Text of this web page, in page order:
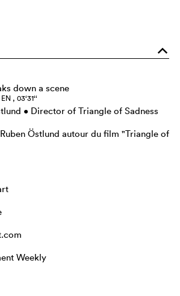
o
down a scene
, 03‘31‘‘
• Director of Triangle of Sadness
Östlund autour du film "Triangle of
Weekly